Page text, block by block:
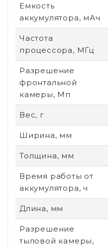
Емкость
аккумулятора, мАч
Частота
процессора, МГц
Разрешение
фронтальной
камеры, Мп
Вес, г
Ширина, мм
Толщина, мм
Время работы от
аккумулятора, ч
Длина, мм
Разрешение
тыловой камеры,